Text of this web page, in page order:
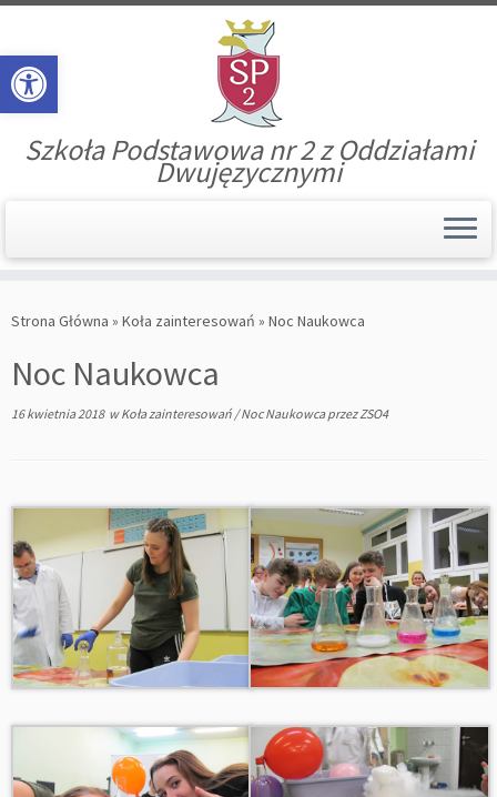
Open toolbar
to
Szkoła Podstawowa nr 2 z Oddziałami
Dwujęzycznymi
Strona Główna » Koła zainteresowań » Noc Naukowca
Noc Naukowca
16 kwietnia 2018wKoła zainteresowań/Noc NaukowcaprzezZSO4